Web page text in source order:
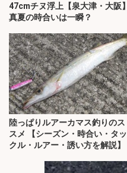
47cmチヌ浮上【泉大津・大阪】
真夏の時合いは一瞬？
陸っぱりルアーカマス釣りのス
スメ 【シーズン・時合い・タッ
クル・ルアー・誘い方を解説】